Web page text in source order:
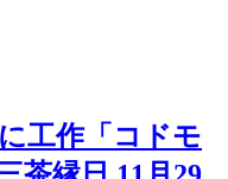
工作「コドモ